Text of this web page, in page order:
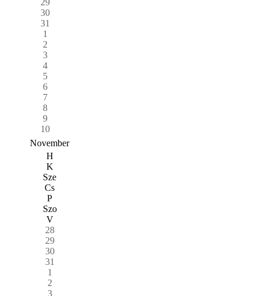
30
31
1
2
3
4
5
6
7
8
9
10
November
H
K
Sze
Cs
P
Szo
V
28
29
30
31
1
2
3